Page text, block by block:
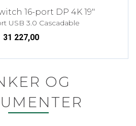
16-port DP 4K 19"
USB 3.0 Cascadable
31 227,00
OG